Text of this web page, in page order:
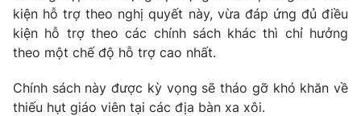
Thị trường 24h Tấm lòng Việt
VTV4 Vươn mình bằng AI
kiện hỗ trợ theo nghị quyết này, vừa đáp ứng đủ điều
kiện hỗ trợ theo các chính sách khác thì chỉ hưởng
theo một chế độ hỗ trợ cao nhất.
Chính sách này được kỳ vọng sẽ tháo gỡ khó khăn về
thiếu hụt giáo viên tại các địa bàn xa xôi.